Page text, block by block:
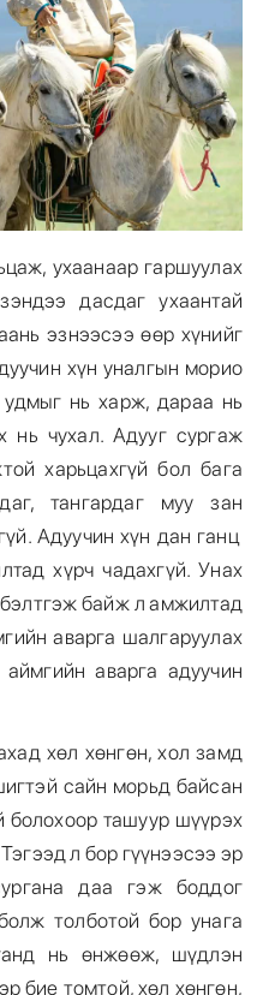
ухаанаар гаршуулах
дасдаг ухаантай
эзнээсээ өөр хүнийг
хүн уналгын морио
удмыг нь харж, дараа нь
нь чухал. Адууг сургаж
харьцахгүй бол бага
тангардаг муу зан
Адуучин хүн дан ганц
хүрч чадахгүй. Унах
байж л амжилтад
аварга шалгаруулах
аварга адуучин
хөл хөнгөн, хол замд
сайн морьд байсан
болохоор ташуур шүүрэх
л бор гүүнээсээ эр
даа гэж боддог
толботой бор унага
нь өнжөөж, шүдлэн
бие томтой, хөл хөнгөн,